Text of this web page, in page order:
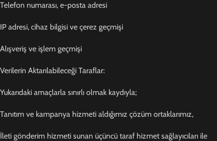
Telefon numarası, e-posta adresi
IP adresi, cihaz bilgisi ve çerez geçmişi
Alışveriş ve işlem geçmişi
Verilerin Aktarılabileceği Taraflar:
Yukarıdaki amaçlarla sınırlı olmak kaydıyla;
Tanıtım ve kampanya hizmeti aldığımız çözüm ortaklarımız,
İleti gönderim hizmeti sunan üçüncü taraf hizmet sağlayıcıları ile